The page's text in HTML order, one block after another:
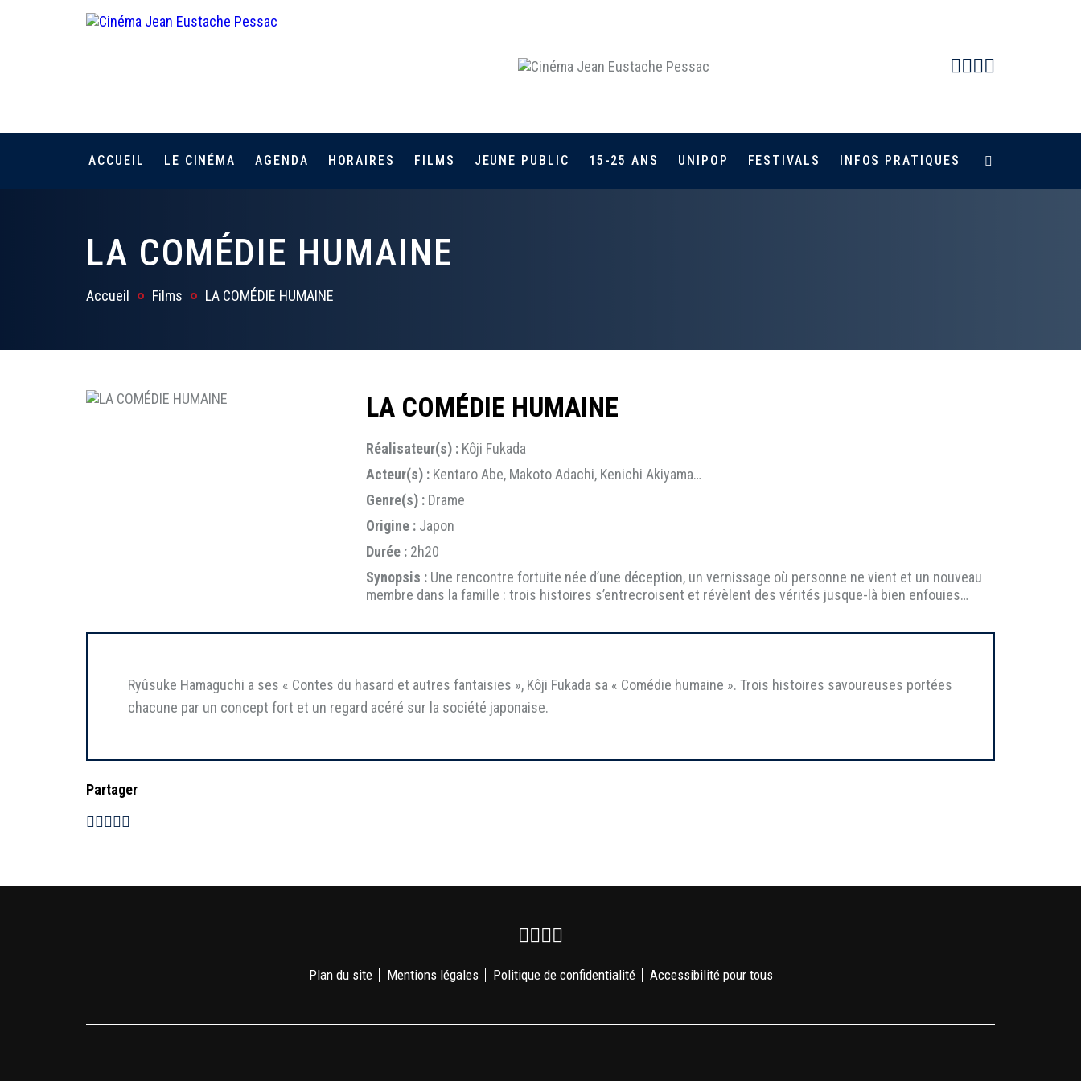
Facebook
Instagram
Youtube
ACCUEIL LE CINÉMA AGENDA HORAIRES FILMS JEUNE PUBLIC 15-25 ANS UNIPOP FESTIVALS INFOS PRATIQUES
LA COMÉDIE HUMAINE
Accueil Films LA COMÉDIE HUMAINE
LA COMÉDIE HUMAINE
Réalisateur(s) : Kôji Fukada
Acteur(s) : Kentaro Abe, Makoto Adachi, Kenichi Akiyama…
Genre(s) : Drame
Origine : Japon
Durée : 2h20
Synopsis : Une rencontre fortuite née d’une déception, un vernissage où personne ne vient et un nouveau
membre dans la famille : trois histoires s’entrecroisent et révèlent des vérités jusque-là bien enfouies…
Ryûsuke Hamaguchi a ses « Contes du hasard et autres fantaisies », Kôji Fukada sa « Comédie humaine ». Trois histoires savoureuses portées
chacune par un concept fort et un regard acéré sur la société japonaise.
Partager
Facebook
Instagram
Youtube
Plan du site Mentions légales Politique de confidentialité Accessibilité pour tous